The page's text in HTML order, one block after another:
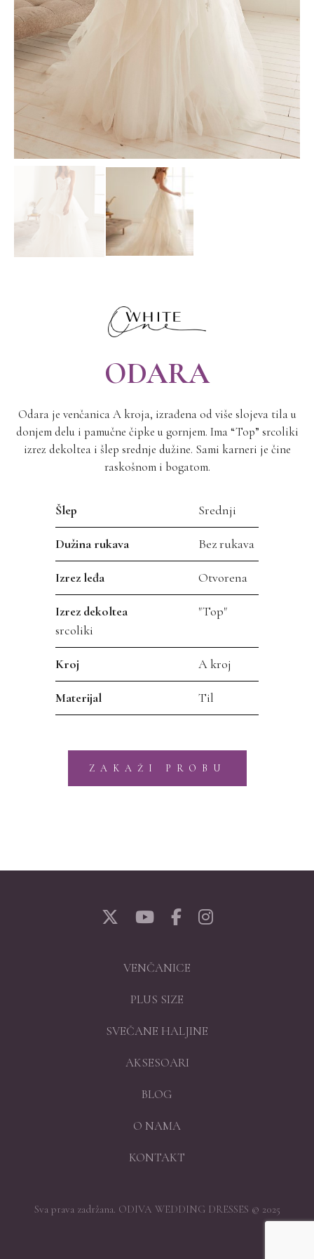
ODARA
Odara je venčanica A kroja, izrađena od više slojeva tila u
donjem delu i pamučne čipke u gornjem. Ima “Top” srcoliki
izrez dekoltea i šlep srednje dužine. Sami karneri je čine
raskošnom i bogatom.
Šlep Srednji
Dužina rukava Bez rukava
Izrez leđa Otvorena
Izrez dekoltea
"Top"
srcoliki
Kroj A kroj
Materijal Til
ZAKAŽI PROBU
VENČANICE
PLUS SIZE
SVEČANE HALJINE
AKSESOARI
BLOG
O NAMA
KONTAKT
Sva prava zadržana. ODIVA WEDDING DRESSES © 2025